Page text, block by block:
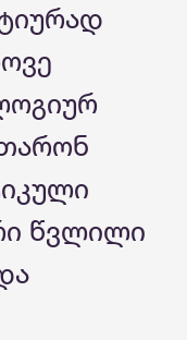
წვლილი